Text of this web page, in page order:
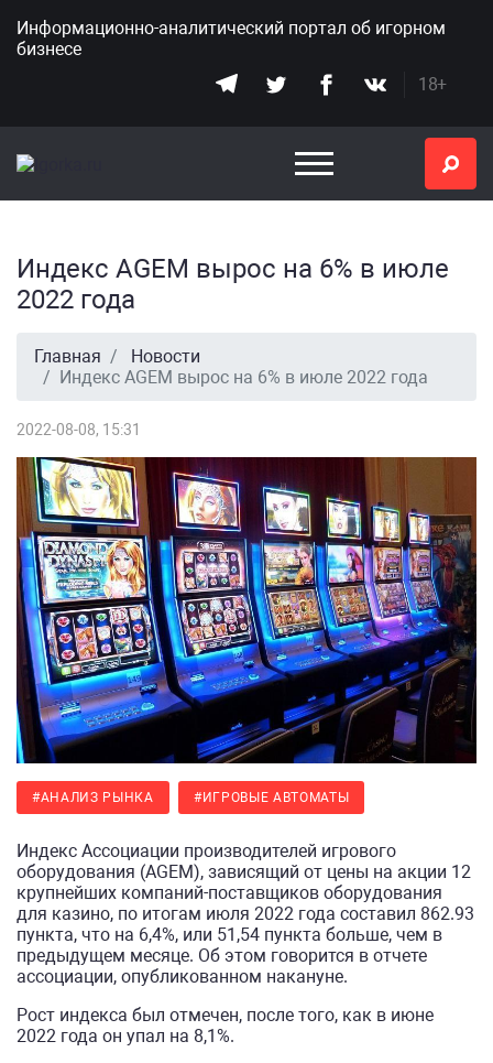
Информационно-аналитический портал об игорном
бизнесе
18+
Индекс AGEM вырос на 6% в июле
2022 года
Главная
Новости
Индекс AGEM вырос на 6% в июле 2022 года
2022-08-08, 15:31
#АНАЛИЗ РЫНКА #ИГРОВЫЕ АВТОМАТЫ
Индекс Ассоциации производителей игрового
оборудования (AGEM), зависящий от цены на акции 12
крупнейших компаний-поставщиков оборудования
для казино, по итогам июля 2022 года составил 862.93
пункта, что на 6,4%, или 51,54 пункта больше, чем в
предыдущем месяце. Об этом говорится в отчете
ассоциации, опубликованном накануне.
Рост индекса был отмечен, после того, как в июне
2022 года он упал на 8,1%.